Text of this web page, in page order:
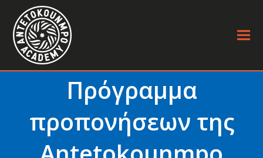
Πρόγραμμα
προπονήσεων της